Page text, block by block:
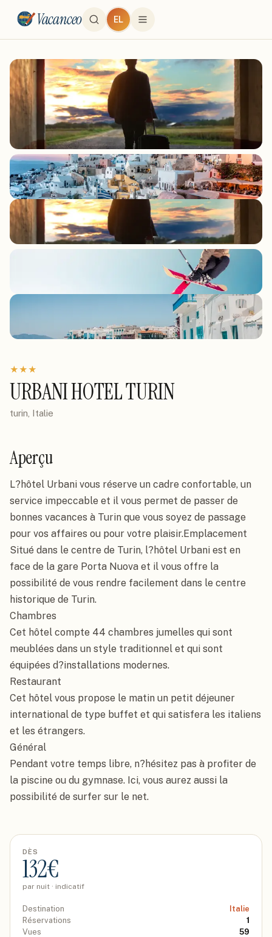
Vacanceo EL
★★★
URBANI HOTEL TURIN
turin, Italie
Aperçu
L?hôtel Urbani vous réserve un cadre confortable, un
service impeccable et il vous permet de passer de
bonnes vacances à Turin que vous soyez de passage
pour vos affaires ou pour votre plaisir.Emplacement
Situé dans le centre de Turin, l?hôtel Urbani est en
face de la gare Porta Nuova et il vous offre la
possibilité de vous rendre facilement dans le centre
historique de Turin.
Chambres
Cet hôtel compte 44 chambres jumelles qui sont
meublées dans un style traditionnel et qui sont
équipées d?installations modernes.
Restaurant
Cet hôtel vous propose le matin un petit déjeuner
international de type buffet et qui satisfera les italiens
et les étrangers.
Général
Pendant votre temps libre, n?hésitez pas à profiter de
la piscine ou du gymnase. Ici, vous aurez aussi la
possibilité de surfer sur le net.
DÈS
132€
par nuit · indicatif
Destination
Italie
Réservations
1
Vues
59